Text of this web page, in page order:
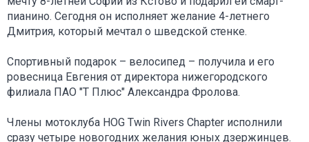
пианино. Сегодня он исполняет желание 4-летнего
Дмитрия, который мечтал о шведской стенке.
Спортивный подарок – велосипед – получила и его
ровесница Евгения от директора нижегородского
филиала ПАО "Т Плюс" Александра Фролова.
Члены мотоклуба HOG Twin Rivers Chapter исполнили
сразу четыре новогодних желания юных дзержинцев.